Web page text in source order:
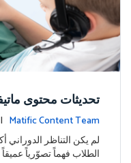
تحديثات محتوى
Matific Content Team | مايو 11, 2021 |
لم يكن التناظر
الطلاب فهماً تصوّرياً